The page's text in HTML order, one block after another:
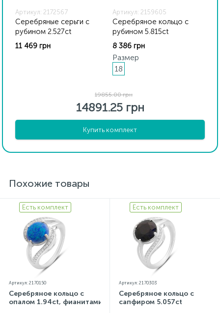
Артикул: 2172567
Серебряные серьги с
рубином 2.527ct
11 469 грн
Артикул: 2159605
Серебряное кольцо с
рубином 5.815ct
8 386 грн
Размер
18
19855.00 грн
14891.25 грн
Купить комплект
Похожие товары
Есть комплект
Артикул: 2170150
Серебряное кольцо с
опалом 1.94ct, фианитами
Есть комплект
Артикул: 2170303
Серебряное кольцо с
сапфиром 5.057ct